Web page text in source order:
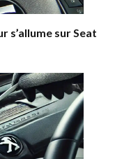
s’allume sur Seat